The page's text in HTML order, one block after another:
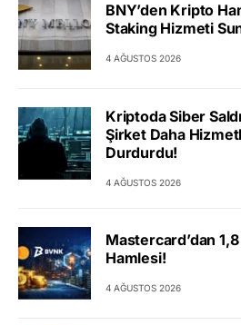
BNY’den Kripto
Staking Hizmeti
4 AĞUSTOS 2026
Kriptoda Siber
Şirket Daha
Durdurdu!
4 AĞUSTOS 2026
Mastercard’dan
Hamlesi!
4 AĞUSTOS 2026